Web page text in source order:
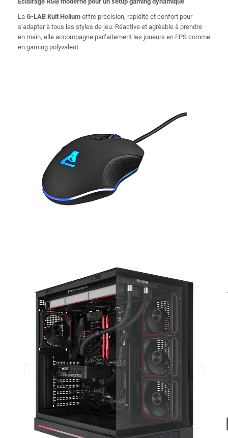
La G-LAB Kult Helium offre précision, rapidité et confort pour
s’adapter à tous les styles de jeu. Réactive et agréable à prendre
en main, elle accompagne parfaitement les joueurs en FPS comme
en gaming polyvalent.